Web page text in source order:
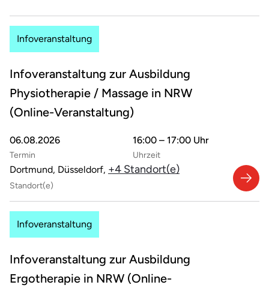
Infoveranstaltung
Infoveranstaltung zur Ausbildung
Physiotherapie / Massage in NRW
(Online-Veranstaltung)
06.08.2026
Termin
16:00 – 17:00 Uhr
Uhrzeit
Dortmund, Düsseldorf, +4 Standort(e)
Standort(e)
Infoveranstaltung
Infoveranstaltung zur Ausbildung
Ergotherapie in NRW (Online-